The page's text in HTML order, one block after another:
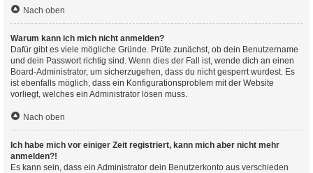
Nach oben
Warum kann ich mich nicht anmelden?
Dafür gibt es viele mögliche Gründe. Prüfe zunächst, ob dein Benutzername
und dein Passwort richtig sind. Wenn dies der Fall ist, wende dich an einen
Board-Administrator, um sicherzugehen, dass du nicht gesperrt wurdest. Es
ist ebenfalls möglich, dass ein Konfigurationsproblem mit der Website
vorliegt, welches ein Administrator lösen muss.
Nach oben
Ich habe mich vor einiger Zeit registriert, kann mich aber nicht mehr
anmelden?!
Es kann sein, dass ein Administrator dein Benutzerkonto aus verschieden